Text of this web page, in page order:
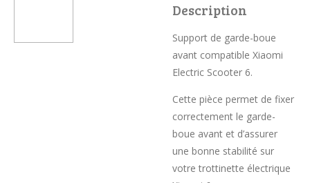
Description
Support de garde-boue
avant compatible Xiaomi
Electric Scooter 6.
Cette pièce permet de fixer
correctement le garde-
boue avant et d’assurer
une bonne stabilité sur
votre trottinette électrique